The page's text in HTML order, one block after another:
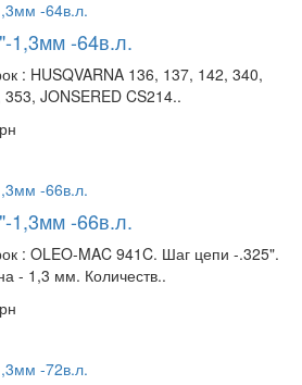
1,3мм -64в.л.
: HUSQVARNA 136, 137, 142, 340,
JONSERED CS214..
1,3мм -66в.л.
: OLEO-MAC 941C. Шаг цепи -.325".
- 1,3 мм. Количеств..